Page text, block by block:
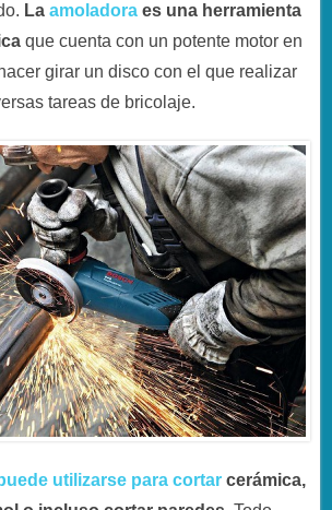
La amoladoraes una herramienta
que cuenta con un potente motor en
girar un disco con el que realizar
tareas de bricolaje.
utilizarse para cortarcerámica,